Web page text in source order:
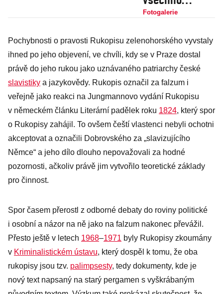
patřilo
Nápadité mapy
vás pobaví a
změní váš
pohled na svět
Fotogalerie
Pochybnosti o pravosti Rukopisu zelenohorského vyvstaly
ihned po jeho objevení, ve chvíli, kdy se v Praze dostal
právě do jeho rukou jako uznávaného patriarchy české
slavistiky a jazykovědy. Rukopis označil za falzum i
veřejně jako reakci na Jungmannovo vydání Rukopisu
v německém článku Literární padělek roku 1824, který spor
o Rukopisy zahájil. To ovšem čeští vlastenci nebyli ochotni
akceptovat a označili Dobrovského za „slavizujícího
Němce“ a jeho dílo dlouho nepovažovali za hodné
pozornosti, ačkoliv právě jim vytvořilo teoretické základy
pro činnost.
Spor časem přerostl z odborné debaty do roviny politické
i osobní a názor na ně jako na falzum nakonec převážil.
Přesto ještě v letech 1968–1971 byly Rukopisy zkoumány
v Kriminalistickém ústavu, který dospěl k tomu, že oba
rukopisy jsou tzv. palimpsesty, tedy dokumenty, kde je
nový text napsaný na starý pergamen s vyškrábaným